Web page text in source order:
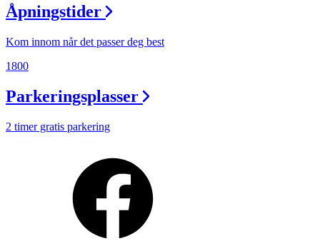
Åpningstider
Kom innom når det passer deg best
1800
Parkeringsplasser
2 timer gratis parkering